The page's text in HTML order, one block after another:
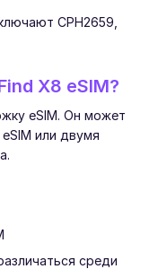
CPH2659,
X8 eSIM?
eSIM. Он может
или двумя
среди